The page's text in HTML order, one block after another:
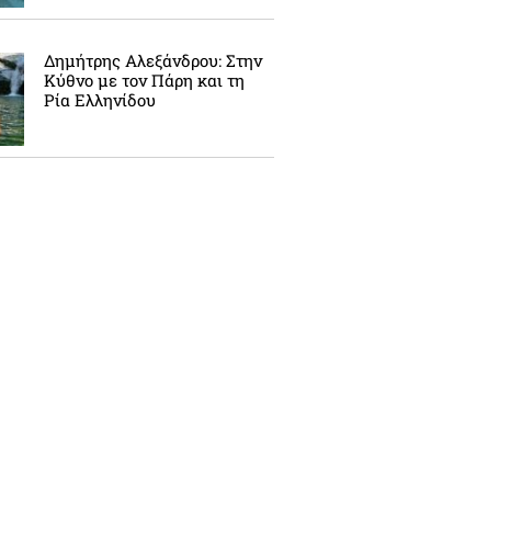
Δημήτρης Αλεξάνδρου: Στην
Κύθνο με τον Πάρη και τη
Ρία Ελληνίδου